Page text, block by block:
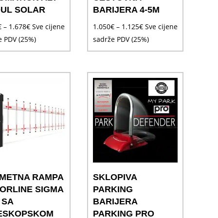
SOLAR
– 1.678€Raspon
cijena:
od
Sve cijene
PDV (25%)
BARIJERA 4-5M
1.050€ – 1.125€Raspon
cijena:
od
do
1.125€
Sve cijene
sadrže PDV (25%)
RAMPA
SIGMA
SKLOPIVA
PARKING
BARIJERA
PARKING PRO